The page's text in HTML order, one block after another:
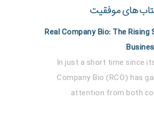
های موفقیت
Real Company Bio: The Rising
In just a short time since
Company Bio (RCO) has
attention from both